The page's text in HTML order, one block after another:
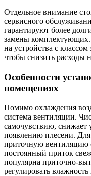
Отдельное внимание
сервисного
гарантируют более
замены
на устройства с
чтобы снизить расходы
Особенности
помещениях
Помимо охлаждения
система вентиляции.
самочувствию, снижает
появлению плесени.
приточную вентиляцию
постоянный приток
популярна приточно-
регулировать влажность